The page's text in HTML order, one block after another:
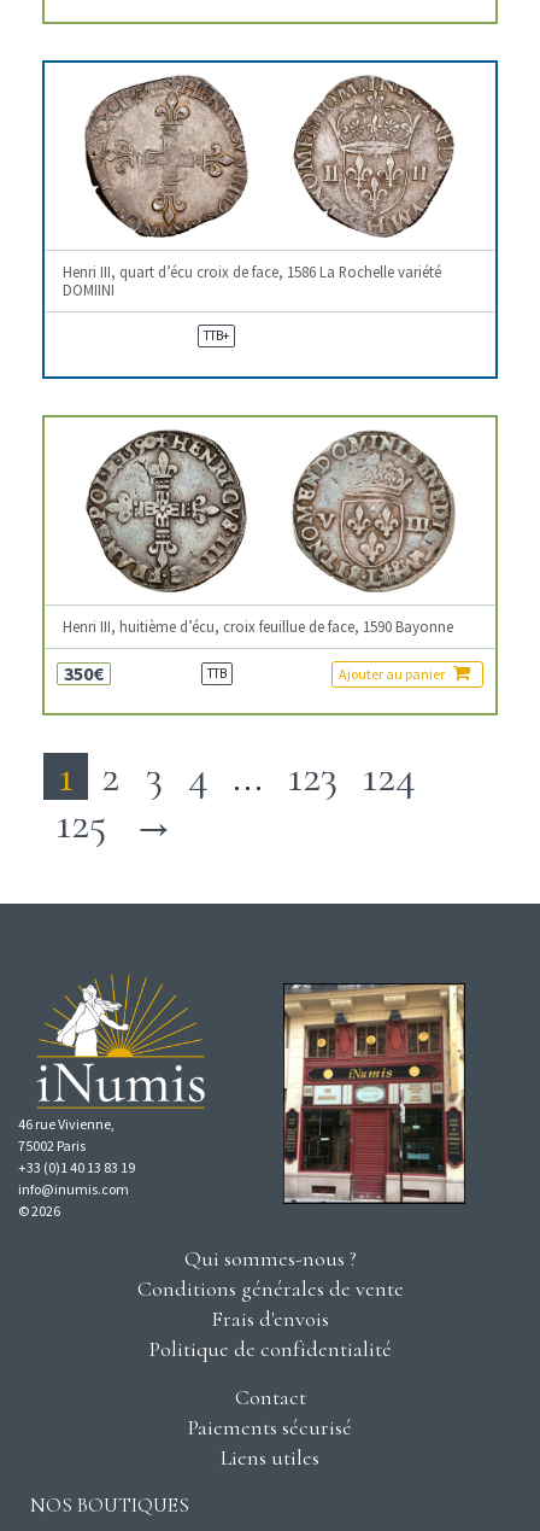
Henri III, quart d’écu croix de face, 1586 La Rochelle variété
DOMIINI
TTB+
Henri III, huitième d’écu, croix feuillue de face, 1590 Bayonne
350€ TTB Ajouter au panier
1 2 3 4 … 123 124
125
→
46 rue Vivienne,
75002 Paris
+33 (0)1 40 13 83 19
info@inumis.com
© 2026
Qui sommes-nous ?
Conditions générales de vente
Frais d'envois
Politique de confidentialité
Contact
Paiements sécurisé
Liens utiles
NOS BOUTIQUES